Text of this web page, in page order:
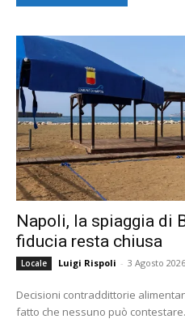
Napoli, la spiaggia di
fiducia resta chiusa
Locale Luigi Rispoli - 3 Agosto 2026
Decisioni contraddittorie
fatto che nessuno può